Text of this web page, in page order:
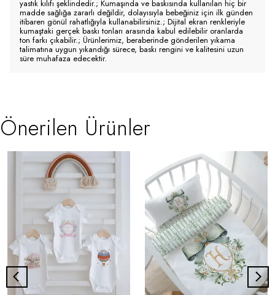
yastık kılıfı şeklindedir.; Kumaşında ve baskısında kullanılan hiç bir
madde sağlığa zararlı değildir, dolayısıyla bebeğiniz için ilk günden
itibaren gönül rahatlığıyla kullanabilirsiniz.; Dijital ekran renkleriyle
kumaştaki gerçek baskı tonları arasında kabul edilebilir oranlarda
ton farkı çıkabilir.; Ürünlerimiz, beraberinde gönderilen yıkama
talimatına uygun yıkandığı sürece, baskı rengini ve kalitesini uzun
süre muhafaza edecektir.
Önerilen Ürünler